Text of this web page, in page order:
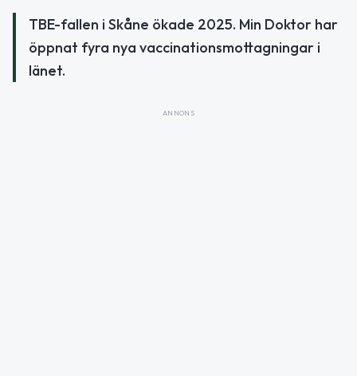
TBE-fallen i Skåne ökade 2025. Min Doktor har
öppnat fyra nya vaccinationsmottagningar i
länet.
ANNONS